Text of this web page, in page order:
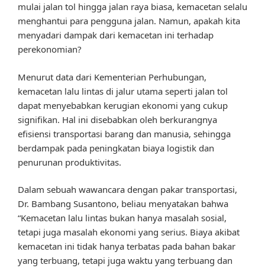
mulai jalan tol hingga jalan raya biasa, kemacetan selalu
menghantui para pengguna jalan. Namun, apakah kita
menyadari dampak dari kemacetan ini terhadap
perekonomian?
Menurut data dari Kementerian Perhubungan,
kemacetan lalu lintas di jalur utama seperti jalan tol
dapat menyebabkan kerugian ekonomi yang cukup
signifikan. Hal ini disebabkan oleh berkurangnya
efisiensi transportasi barang dan manusia, sehingga
berdampak pada peningkatan biaya logistik dan
penurunan produktivitas.
Dalam sebuah wawancara dengan pakar transportasi,
Dr. Bambang Susantono, beliau menyatakan bahwa
“Kemacetan lalu lintas bukan hanya masalah sosial,
tetapi juga masalah ekonomi yang serius. Biaya akibat
kemacetan ini tidak hanya terbatas pada bahan bakar
yang terbuang, tetapi juga waktu yang terbuang dan